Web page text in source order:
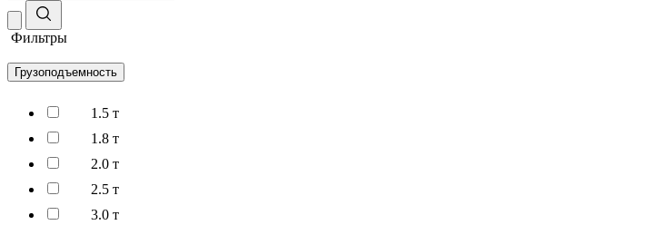
Фильтры
Грузоподъемность
1.5 т
1.8 т
2.0 т
2.5 т
3.0 т